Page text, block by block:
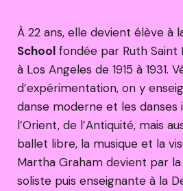
À 22 ans, elle devient élève à
School fondée par Ruth Saint
à Los Angeles de 1915 à 1931.
d’expérimentation, on y
danse moderne et les danses
l’Orient, de l’Antiquité, mais
ballet libre, la musique et la
Martha Graham devient par
soliste puis enseignante à la